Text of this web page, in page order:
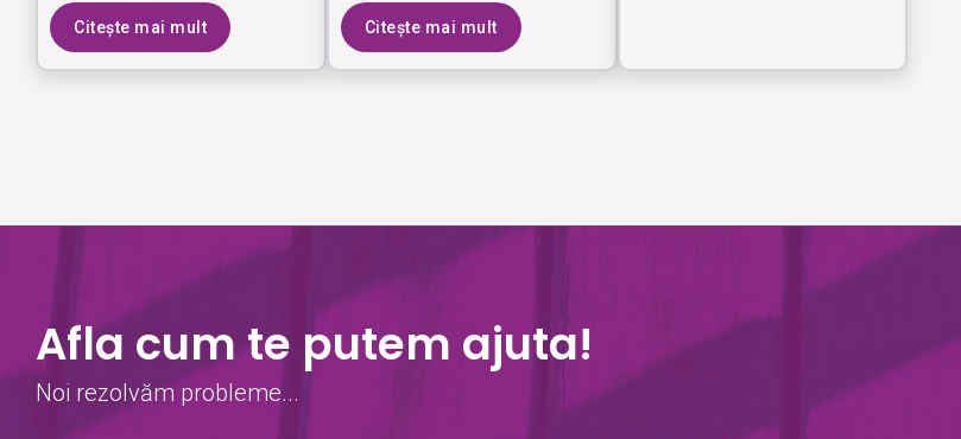
Citește mai mult Citește mai mult
Afla cum te putem ajuta!
Noi rezolvăm probleme...